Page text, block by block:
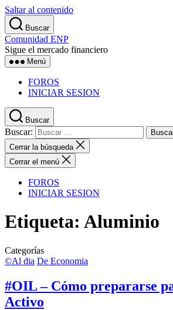
Saltar al contenido
Buscar
Comunidad ENP
Sigue el mercado financiero
Menú
FOROS
INICIAR SESION
Buscar
Buscar:
Cerrar la búsqueda
Cerrar el menú
FOROS
INICIAR SESION
Etiqueta: Aluminio
Categorías
©Al dia De Economia
#OIL – Cómo prepararse
Activo